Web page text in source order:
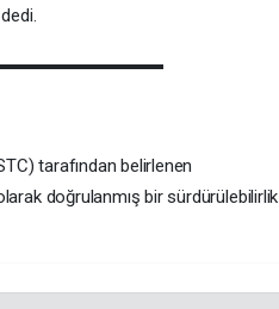
tarafından belirlenen
doğrulanmış bir sürdürülebilirlik